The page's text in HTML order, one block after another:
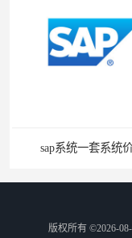
版权所有 ©2026-